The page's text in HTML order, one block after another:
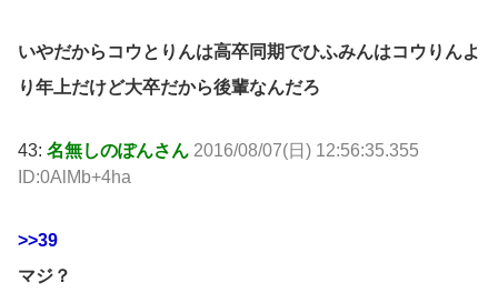
いやだからコウとりんは高卒同期でひふみんはコウりんよ
り年上だけど大卒だから後輩なんだろ
43: 名無しのぽんさん 2016/08/07(日) 12:56:35.355
ID:0AlMb+4ha
>>39
マジ？